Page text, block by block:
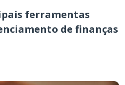
ferramentas
de finanças